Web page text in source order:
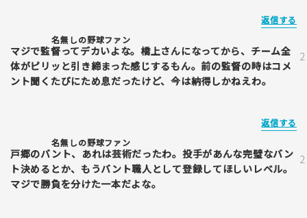
返信する
名無しの野球ファン
マジで監督ってデカいよな。橋上さんになってから、チーム全
体がピリッと引き締まった感じするもん。前の監督の時はコメ
ント聞くたびにため息だったけど、今は納得しかねえわ。
返信する
名無しの野球ファン
戸郷のバント、あれは芸術だったわ。投手があんな完璧なバン
ト決めるとか、もうバント職人として登録してほしいレベル。
マジで勝負を分けた一本だよな。